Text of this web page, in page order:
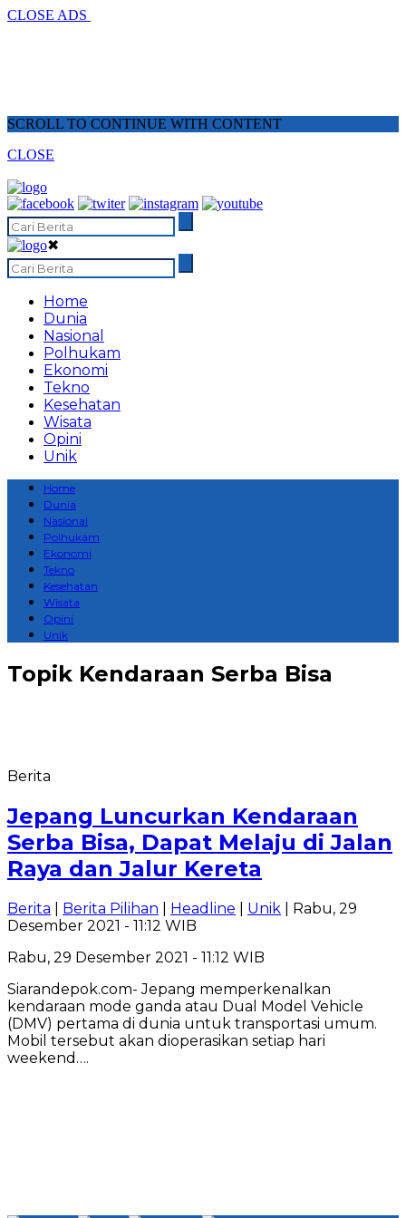
CLOSE ADS
SCROLL TO CONTINUE WITH CONTENT
CLOSE
✖
Home
Dunia
Nasional
Polhukam
Ekonomi
Tekno
Kesehatan
Wisata
Opini
Unik
Home
Dunia
Nasional
Polhukam
Ekonomi
Tekno
Kesehatan
Wisata
Opini
Unik
Topik Kendaraan Serba Bisa
Berita
Jepang Luncurkan Kendaraan
Serba Bisa, Dapat Melaju di Jalan
Raya dan Jalur Kereta
Berita Berita Pilihan Headline Unik | Rabu, 29
Desember 2021 - 11:12 WIB
Rabu, 29 Desember 2021 - 11:12 WIB
Siarandepok.com- Jepang memperkenalkan
kendaraan mode ganda atau Dual Model Vehicle
(DMV) pertama di dunia untuk transportasi umum.
Mobil tersebut akan dioperasikan setiap hari
weekend….